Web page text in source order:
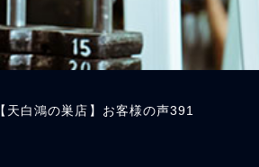
【天白鴻の巣店】お客様の声391